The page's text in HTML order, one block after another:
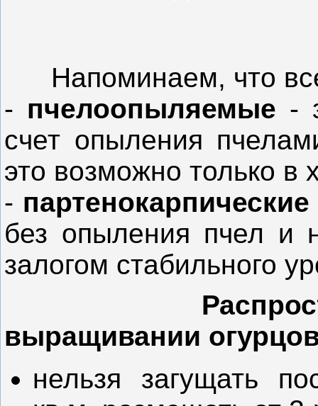
Напоминаем, что все
- пчелоопыляемые -
счет опыления
это возможно только в
- партенокарпические
без опыления пчел и
залогом стабильного
выращивании
нельзя загущать